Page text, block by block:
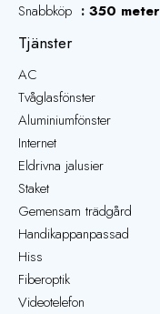
Snabbköp
350 meter
Tjänster
AC
Tvåglasfönster
Aluminiumfönster
Internet
Eldrivna jalusier
Staket
Gemensam trädgård
Handikappanpassad
Hiss
Fiberoptik
Videotelefon